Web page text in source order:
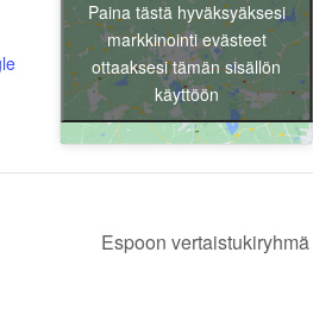
Paina tästä hyväksyäksesi
markkinointi evästeet
ottaaksesi tämän sisällön
käyttöön
Espoon vertaistukiryhmä